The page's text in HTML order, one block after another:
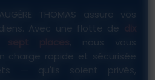
THOMAS assure vos
Avec une flotte de
, nous vous
charge rapide et sécurisée
— qu'ils soient privés,